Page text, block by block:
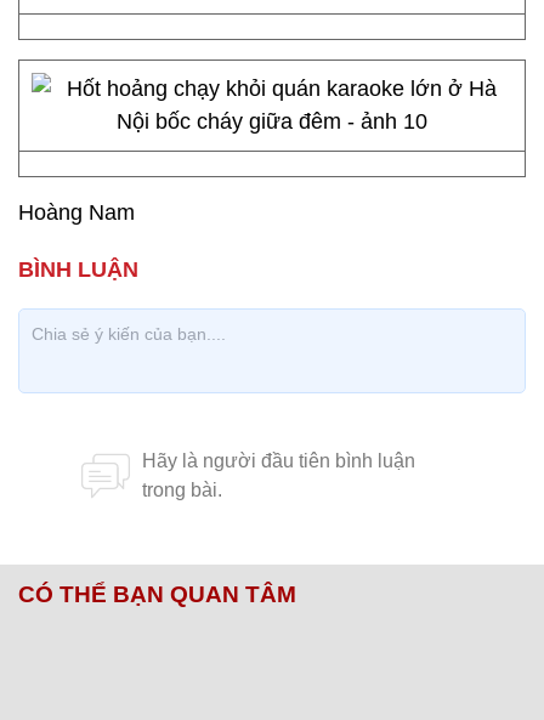
Hoàng Nam
CÓ THỂ BẠN QUAN TÂM